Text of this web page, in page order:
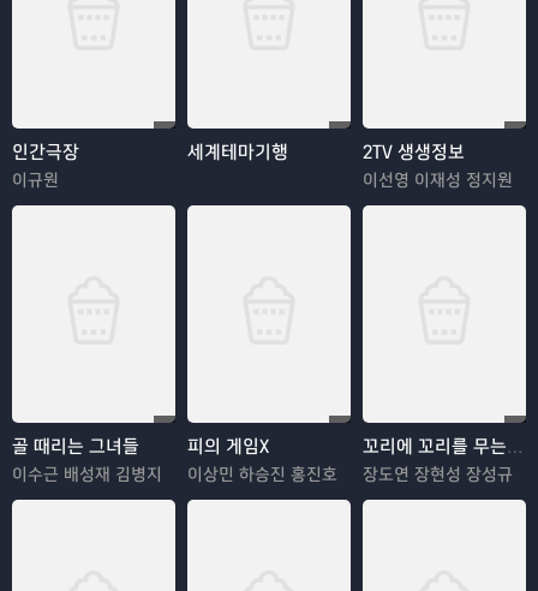
인간극장
이규원
세계테마기행 2TV 생생정보
이선영 이재성 정지원
골 때리는 그녀들
이수근 배성재 김병지
피의 게임X
이상민 하승진 홍진호
꼬리에 꼬리를 무는 그날 이야기
장도연 장현성 장성규